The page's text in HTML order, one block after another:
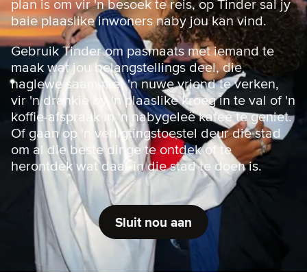
a
d
plan is om vir 'n besoek te reis, op Tinder sal jy
baie plaaslike inwoners naby jou kan vind.
Gebruik Tinder om pasmaats met iemand te
maak wat jou belangstellings deel, die
naglewe saam met 'n nuwe vriend te verken,
vir 'n drankie by 'n plaaslike kroeg in te val of 'n
koffie-afspraak in 'n nabygeleë kafee te geniet.
Of gaan op 'n verligtingstoestel deur die stad
om al die beste dinge te ontdek of te
herontdek wat daar in die stad te doen is.
Sluit nou aan